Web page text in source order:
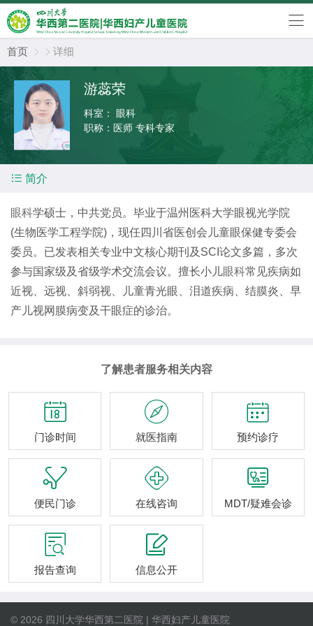
首页   详细
游蕊荣
科室：
眼科
职称： 医师 专科专家
 简介
眼科学硕士，中共党员。毕业于温州医科大学眼视光学院
(生物医学工程学院) ，现任四川省医创会儿童眼保健专委会
委员。已发表相关专业中文核心期刊及 SCI 论文多篇，多次
参与国家级及省级学术交流会议。 擅长小儿眼科常见疾病如
近视、远视、斜弱视、儿童青光眼、泪道疾病、结膜炎、早
产儿视网膜病变及干眼症的诊治。
了解患者服务相关内容

门诊时间

就医指南

预约诊疗

便民门诊

在线咨询

MDT/疑难会诊

报告查询

信息公开
© 2026 四川大学华西第二医院 | 华西妇产儿童医院